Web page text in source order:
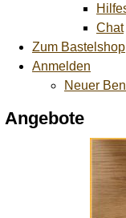
Chat
Zum Bastelshop
Anmelden
Neuer
Angebote